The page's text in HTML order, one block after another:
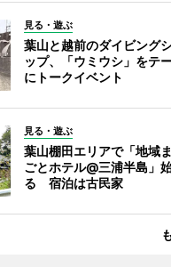
見る・遊ぶ
葉山と越前のダイビング
ップ、「ウミウシ」をテ
にトークイベント
見る・遊ぶ
葉山棚田エリアで「地域
ごとホテル@三浦半島」
る 宿泊は古民家